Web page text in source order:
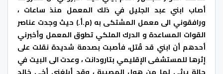
أصاب ابني عبد الجليل في ذلك المعمل منذ ساعات ،
ورافقوني الى معمل المشتكى به (م.أ.) حيث وجدت عناصر
القوات المساعدة و الدرك الملكي تطوق المعمل وأخبرني
أحدهم أن ابني قد قُتل، فأصبت بصدمة شديدة نقلت على
إثرها للمستشفى الإقليمي بتارودانت ، وعدت الى البيت في